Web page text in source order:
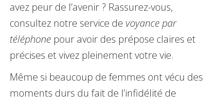
avez peur de l’avenir ? Rassurez-vous,
consultez notre service de voyance par
téléphone pour avoir des prépose claires et
précises et vivez pleinement votre vie.
Même si beaucoup de femmes ont vécu des
moments durs du fait de l’infidélité de